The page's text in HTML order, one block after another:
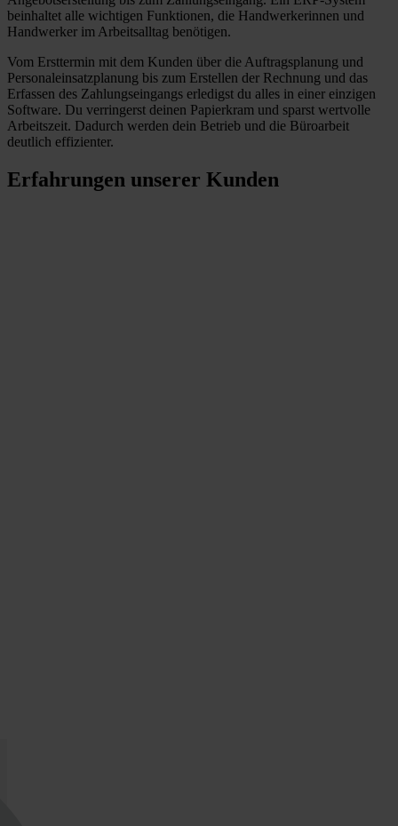
beinhaltet alle wichtigen Funktionen, die Handwerkerinnen und
Handwerker im Arbeitsalltag benötigen.
Vom Ersttermin mit dem Kunden über die Auftragsplanung und
Personaleinsatzplanung bis zum Erstellen der Rechnung und das
Erfassen des Zahlungseingangs erledigst du alles in einer einzigen
Software. Du verringerst deinen Papierkram und sparst wertvolle
Arbeitszeit. Dadurch werden dein Betrieb und die Büroarbeit
deutlich effizienter.
Erfahrungen unserer Kunden